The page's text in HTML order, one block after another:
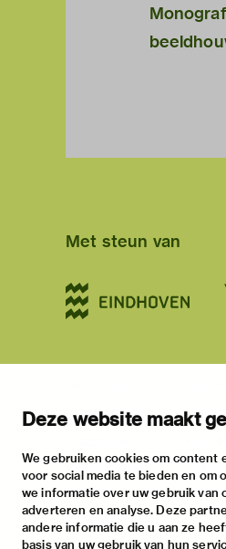
Deze website maakt
We gebruiken cookies om
voor social media te bieden en om
we informatie over uw gebruik van
adverteren en analyse. Deze
andere informatie die u aan ze
basis van uw gebruik van hun
Met steun van
nieuwsbrief
instagram
twitter
linkedin